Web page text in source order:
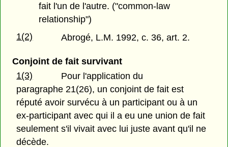
fait l'un de l'autre. ("common-law
relationship")
1(2)
Abrogé, L.M. 1992, c. 36, art. 2.
Conjoint de fait survivant
1(3)
Pour l'application du
paragraphe 21(26), un conjoint de fait est
réputé avoir survécu à un participant ou à un
ex-participant avec qui il a eu une union de fait
seulement s'il vivait avec lui juste avant qu'il ne
décède.